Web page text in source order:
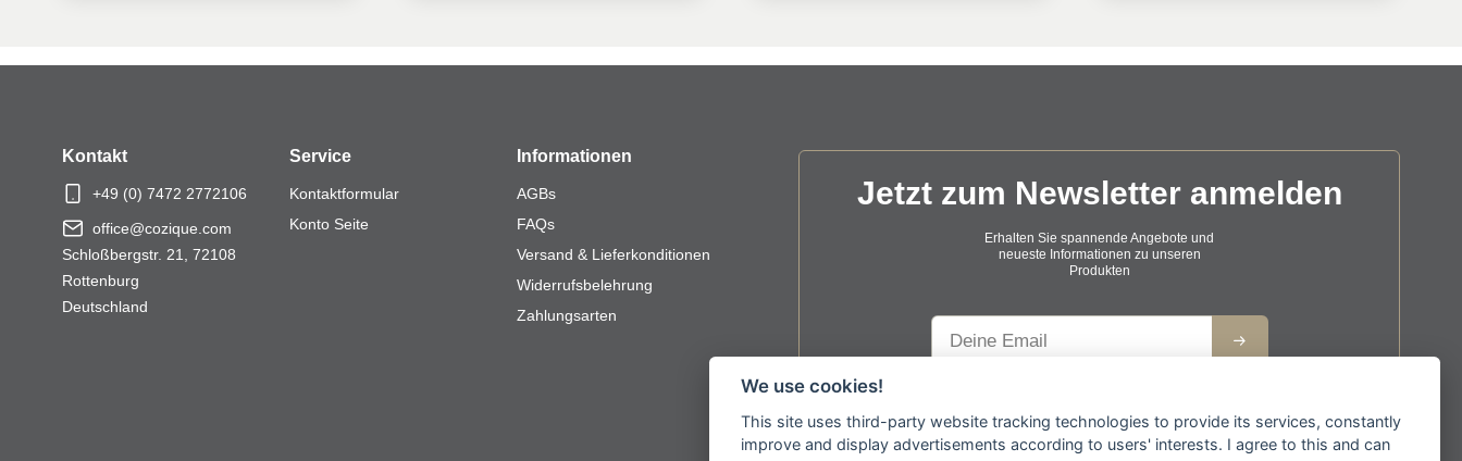
MEHR ANZEIGEN
Kontakt
+49 (0) 7472 2772106
office@cozique.com
Schloßbergstr. 21, 72108
Rottenburg
Deutschland
Service
Kontaktformular
Konto Seite
Informationen
AGBs
FAQs
Versand & Lieferkonditionen
Widerrufsbelehrung
Zahlungsarten
Jetzt zum Newsletter anmelden
Erhalten Sie spannende Angebote und
neueste Informationen zu unseren
Produkten
leave
this
wir Ihre Informationen im Rahmen unserer
Datenschutzbestimmungenverarbeiten.
We use cookies!
This site uses third-party website tracking technologies to provide its services, constantly
improve and display advertisements according to users' interests. I agree to this and can